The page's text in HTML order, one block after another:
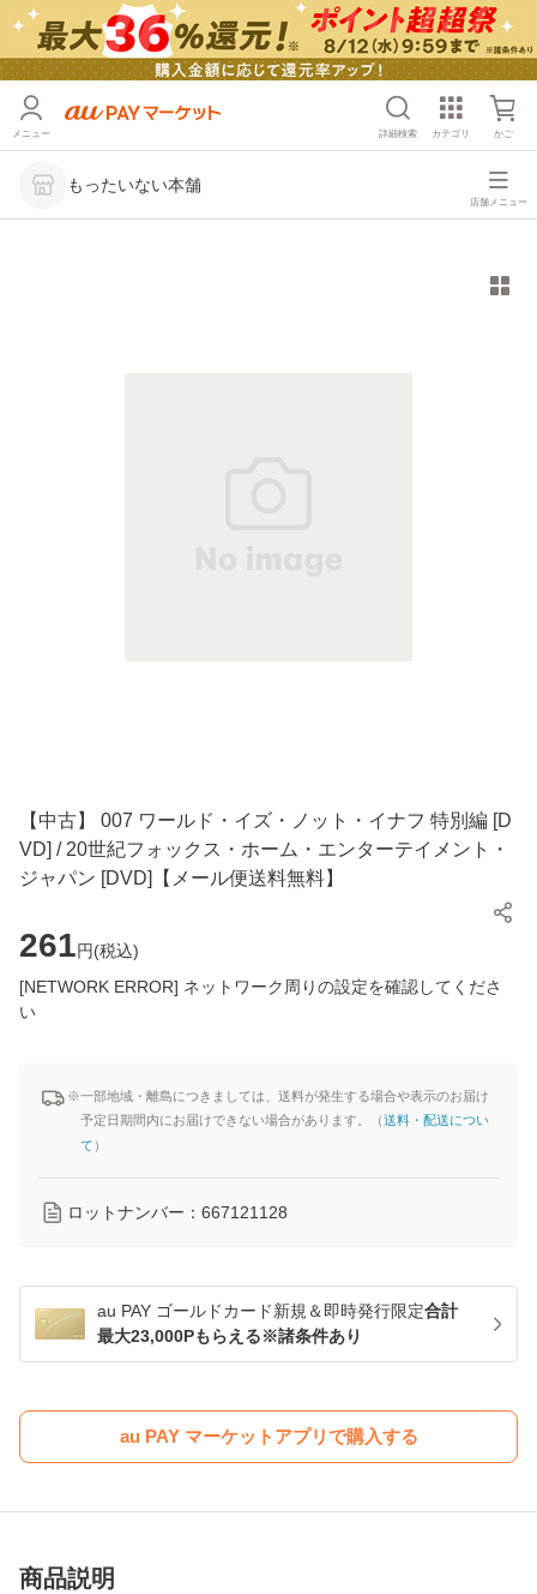
メニュー 詳細検索 カテゴリ かご
もったいない本舗
店舗メニュー
【中古】 007 ワールド・イズ・ノット・イナフ 特別編 [D
VD] / 20世紀フォックス・ホーム・エンターテイメント・
ジャパン [DVD]【メール便送料無料】
261円(税込)
[NETWORK ERROR] ネットワーク周りの設定を確認してくださ
い
※一部地域・離島につきましては、送料が発生する場合や表示のお届け
予定日期間内にお届けできない場合があります。（送料・配送につい
て ）
ロットナンバー： 667121128
au PAY ゴールドカード新規＆即時発行限定合計
最大23,000Pもらえる※諸条件あり
au PAY マーケットアプリで購入する
商品説明